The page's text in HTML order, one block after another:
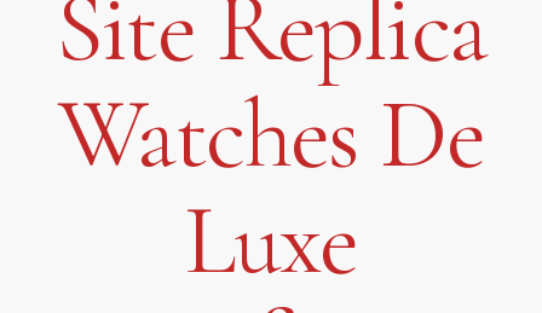
Site Replica
Watches De
Luxe